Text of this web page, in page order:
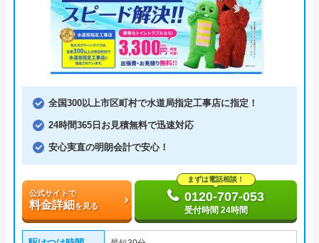
全国300以上市区町村で水道局指定工事店に指定！
24時間365日お見積無料で迅速対応
安心実直の明朗会計で安心！
公式サイトで
料金詳細を見る
まずは電話相談！
0120-707-053
受付時間 24時間